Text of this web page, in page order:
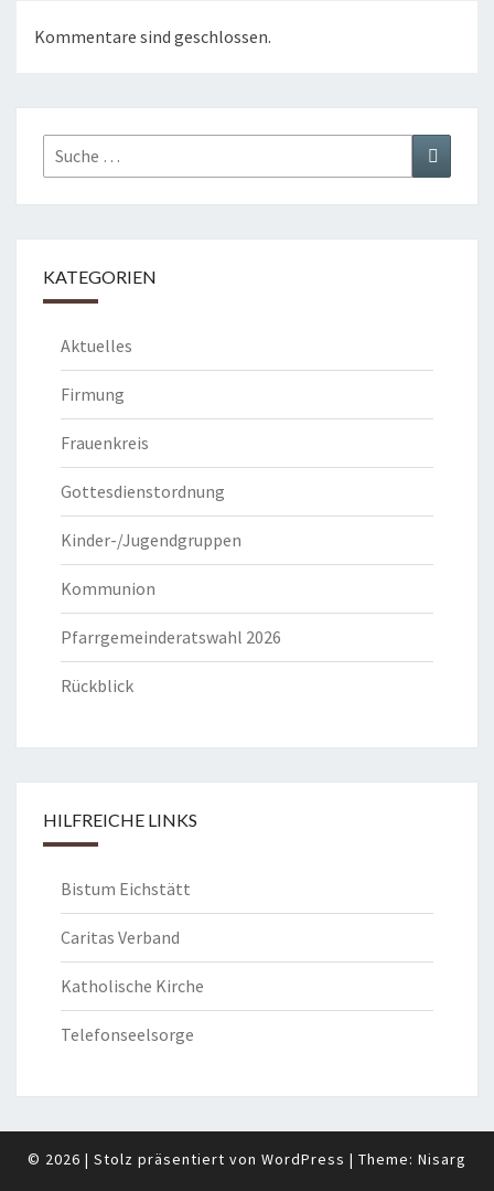
Kommentare sind geschlossen.
Suche
nach:
Suchen
KATEGORIEN
Aktuelles
Firmung
Frauenkreis
Gottesdienstordnung
Kinder-/Jugendgruppen
Kommunion
Pfarrgemeinderatswahl 2026
Rückblick
HILFREICHE LINKS
Bistum Eichstätt
Caritas Verband
Katholische Kirche
Telefonseelsorge
© 2026 | Stolz präsentiert von WordPress | Theme: Nisarg